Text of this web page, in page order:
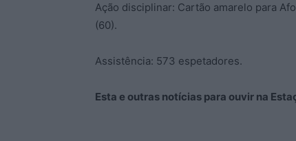
Ação disciplinar: Cartão amarelo para
(60).
Assistência: 573 espetadores.
Esta e outras notícias para ouvir na